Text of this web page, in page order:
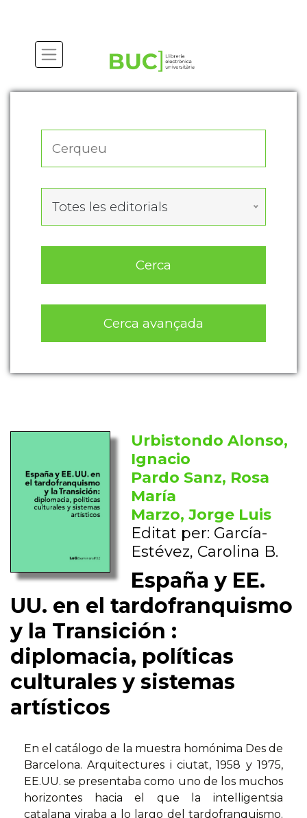
Totes les editorials
Cerca
Cerca avançada
Urbistondo Alonso,
Ignacio
Pardo Sanz, Rosa
María
Marzo, Jorge Luis
Editat per: García-
Estévez, Carolina B.
España y EE.
UU. en el tardofranquismo
y la Transición :
diplomacia, políticas
culturales y sistemas
artísticos
En el catálogo de la muestra homónima Des de
Barcelona. Arquitectures i ciutat, 1958 y 1975,
EE.UU. se presentaba como uno de los muchos
horizontes hacia el que la intelligentsia
catalana viraba a lo largo del tardofranquismo.